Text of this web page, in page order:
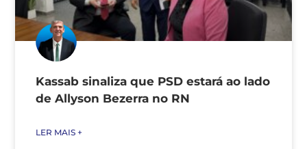
Kassab sinaliza que PSD estará ao lado
de Allyson Bezerra no RN
LER MAIS +